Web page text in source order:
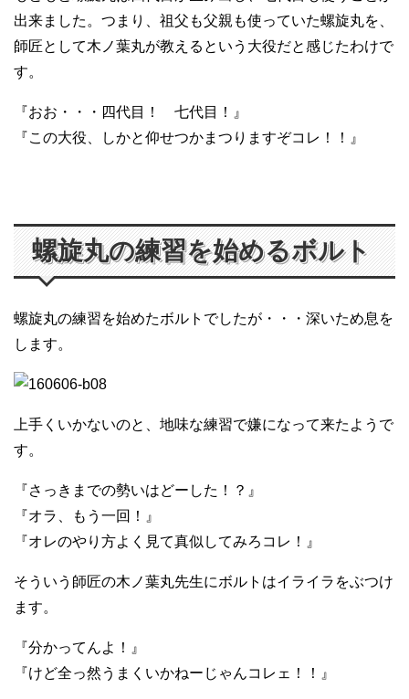
出来ました。つまり、祖父も父親も使っていた螺旋丸を、
師匠として木ノ葉丸が教えるという大役だと感じたわけで
す。
『おお・・・四代目！ 七代目！』
『この大役、しかと仰せつかまつりますぞコレ！！』
螺旋丸の練習を始めるボルト
螺旋丸の練習を始めたボルトでしたが・・・深いため息を
します。
上手くいかないのと、地味な練習で嫌になって来たようで
す。
『さっきまでの勢いはどーした！？』
『オラ、もう一回！』
『オレのやり方よく見て真似してみろコレ！』
そういう師匠の木ノ葉丸先生にボルトはイライラをぶつけ
ます。
『分かってんよ！』
『けど全っ然うまくいかねーじゃんコレェ！！』